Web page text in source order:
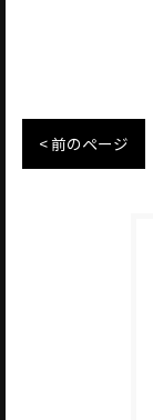
< 前のページ